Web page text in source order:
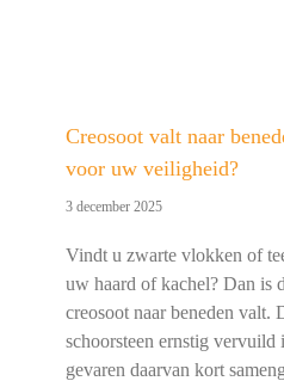
Creosoot valt naar
voor uw veiligheid?
3 december 2025
Vindt u zwarte vlokken of
uw haard of kachel? Dan is
creosoot naar beneden valt.
schoorsteen ernstig vervuild
gevaren daarvan kort